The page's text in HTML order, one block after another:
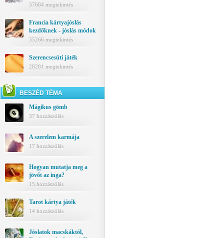
37684 megtekintés
Francia kártyajóslás
kezdőknek - jóslás módok
35266 megtekintés
Szerencsesüti játék
28281 megtekintés
BESZÉD TÉMA
Mágikus gömb
37 hozzászólás
A szerelem karmája
17 hozzászólás
Hogyan mutatja meg a
jövőt az inga?
15 hozzászólás
Tarot kártya játék
14 hozzászólás
Jóslatok macskáktól,